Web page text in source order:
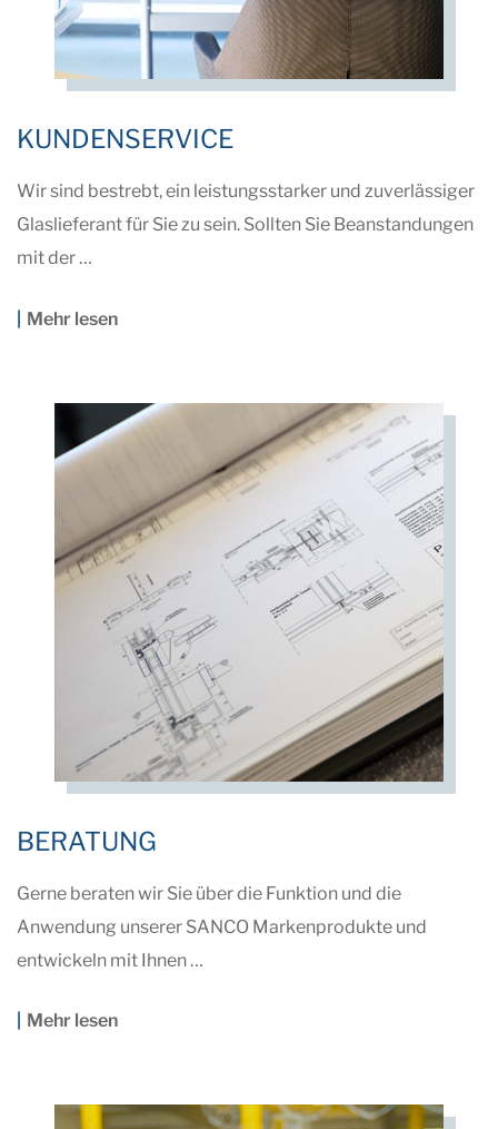
KUNDENSERVICE
Wir sind bestrebt, ein leistungsstarker und zuverlässiger
Glaslieferant für Sie zu sein. Sollten Sie Beanstandungen
mit der …
Mehr lesen
BERATUNG
Gerne beraten wir Sie über die Funktion und die
Anwendung unserer SANCO Markenprodukte und
entwickeln mit Ihnen …
Mehr lesen